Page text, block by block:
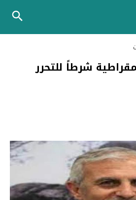
شرطاً للتحرر